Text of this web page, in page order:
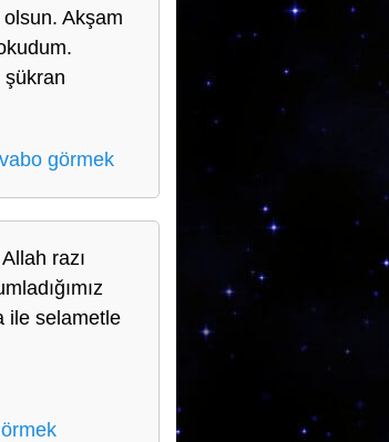
Akşam
şükran
görmek
razı
ile selametle